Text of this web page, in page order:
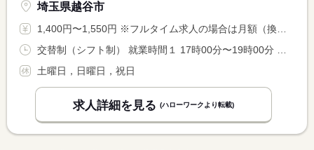
埼玉県越谷市
1,400円〜1,550円 ※フルタイム求人の場合は月額（換算額）、パート求人の場合は時間額を表示しています。
土曜日，日曜日，祝日
求人詳細を見る (ハローワークより転載)